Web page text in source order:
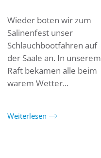
Wieder boten wir zum
Salinenfest unser
Schlauchbootfahren auf
der Saale an. In unserem
Raft bekamen alle beim
warem Wetter...
Weiterlesen